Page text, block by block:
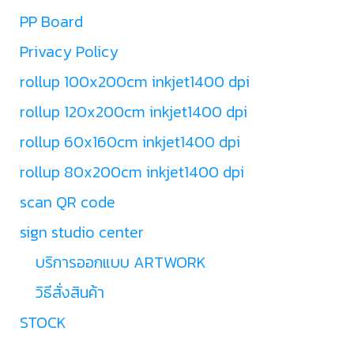
PP Board
Privacy Policy
rollup 100x200cm inkjet1400 dpi
rollup 120x200cm inkjet1400 dpi
rollup 60x160cm inkjet1400 dpi
rollup 80x200cm inkjet1400 dpi
scan QR code
sign studio center
บริการออกแบบ ARTWORK
วิธีสั่งสินค้า
STOCK